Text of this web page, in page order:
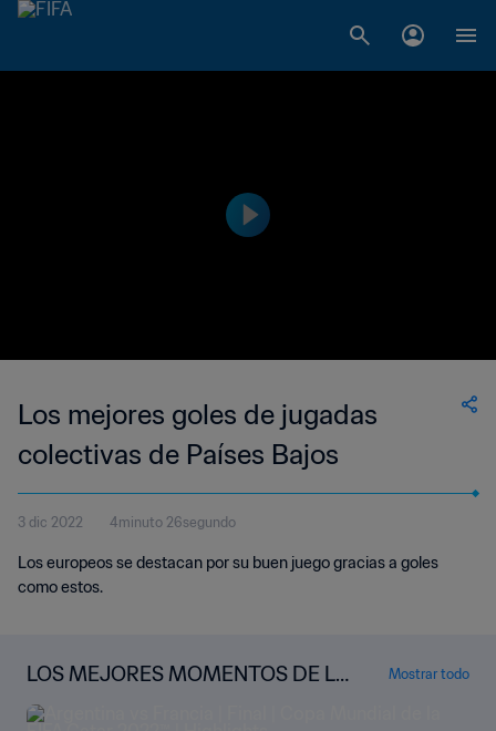
Los mejores goles de jugadas
colectivas de Países Bajos
3 dic 2022 4minuto 26segundo
Los europeos se destacan por su buen juego gracias a goles
como estos.
LOS MEJORES MOMENTOS DE LA
COPA MUNDIAL
Mostrar todo